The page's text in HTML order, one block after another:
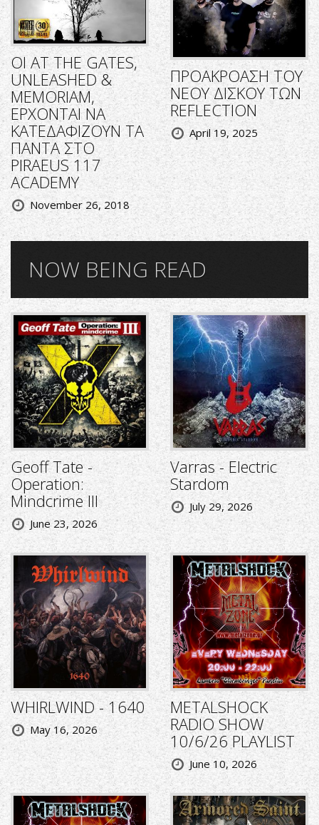
ΟΙ AT THE GATES,
UNLEASHED &
MEMORIAM,
ΕΡΧΟΝΤΑΙ ΝΑ
ΚΑΤΕΔΑΦΙΖΟΥΝ ΤΑ
ΠΑΝΤΑ ΣΤΟ
PIRAEUS 117
ACADEMY
November 26, 2018
ΠΡΟΑΚΡΟΑΣΗ ΤΟΥ
ΝΕΟΥ ΔΙΣΚΟΥ ΤΩΝ
REFLECTION
April 19, 2025
NOW BEING READ
Geoff Tate -
Operation:
Mindcrime III
June 23, 2026
Varras - Electric
Stardom
July 29, 2026
WHIRLWIND - 1640
May 16, 2026
METALSHOCK
RADIO SHOW
10/6/26 PLAYLIST
June 10, 2026